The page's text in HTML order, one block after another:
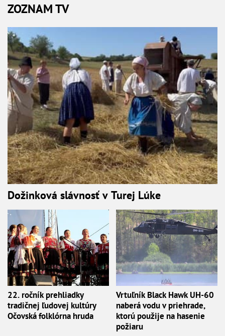
ZOZNAM TV
Dožinková slávnosť v Turej Lúke
22. ročník prehliadky
tradičnej ľudovej kultúry
Očovská folklórna hruda
Vrtuľník Black Hawk UH-60
naberá vodu v priehrade,
ktorú použije na hasenie
požiaru